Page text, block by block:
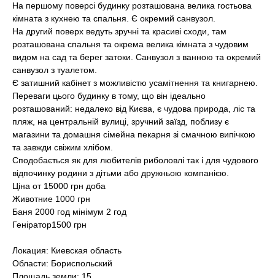
На першому поверсі будинку розташована велика гостьова
кімната з кухнею та спальня. Є окремий санвузол.
На другий поверх ведуть зручні та красиві сходи, там
розташована спальня та окрема велика кімната з чудовим
видом на сад та берег затоки. Санвузол з ванною та окремий
санвузол з туалетом.
Є затишний кабінет з можливістю усамітнення та книгарнею.
Переваги цього будинку в тому, що він ідеально
розташований: недалеко від Києва, є чудова природа, ліс та
пляж, на центральній вулиці, зручний заїзд, поблизу є
магазини та домашня сімейна пекарня зі смачною випічкою
та завжди свіжим хлібом.
Сподобається як для любителів риболовлі так і для чудового
відпочинку родини з дітьми або дружньою компанією.
Ціна от 15000 грн доба
Животние 1000 грн
Баня 2000 год мінімум 2 год
Геніратор1500 грн
Локация: Киевская область
Области: Бориспольский